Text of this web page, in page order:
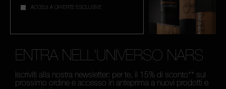
ACCEDI A OFFERTE ESCLUSIVE
ENTRA NELL'UNIVERSO NARS
Iscriviti alla nostra newsletter: per te, il 15% di sconto** sul
prossimo ordine e accesso in anteprima a nuovi prodotti e